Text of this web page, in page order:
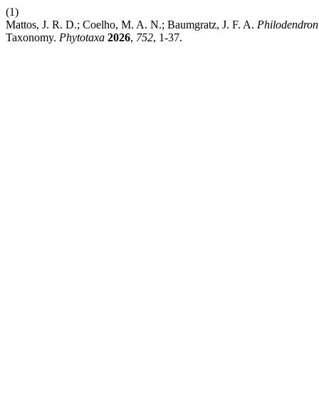
(1)
Mattos, J. R. D.; Coelho, M. A. N.; Baumgratz, J. F. A. Philodendron
Taxonomy. Phytotaxa 2026, 752, 1-37.